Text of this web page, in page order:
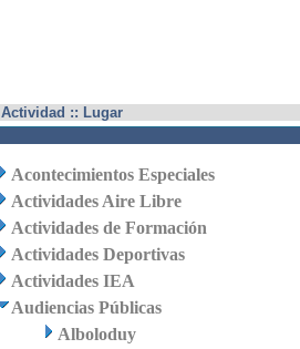
Actividad :: Lugar
Acontecimientos Especiales
Actividades Aire Libre
Actividades de Formación
Actividades Deportivas
Actividades IEA
Audiencias Públicas
Alboloduy